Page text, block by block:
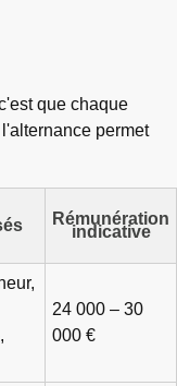
que chaque
permet
Rémunération
indicative
24 000 – 30
000 €